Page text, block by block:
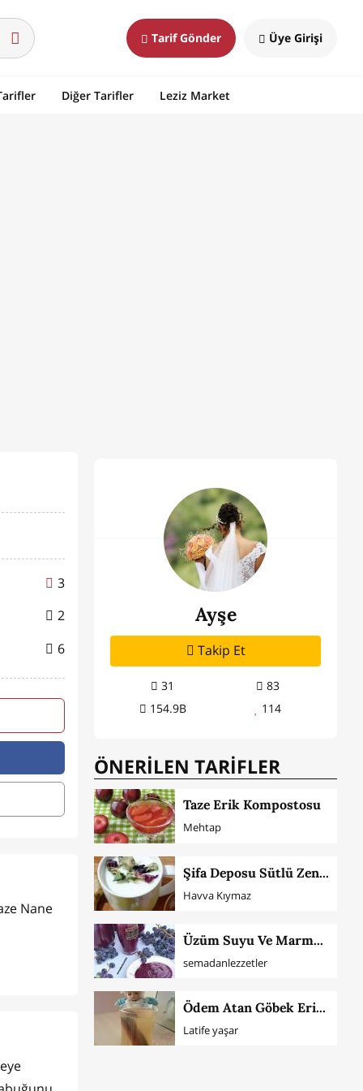
Tarif Gönder Üye Girişi
Diğer Tarifler Leziz Market
3
2
6
Nane
Ayşe
Takip Et
31
83
154.9B
114
ÖNERİLEN TARİFLER
Taze Erik Kompostosu
Mehtap
Şifa Deposu Sütlü Zencefilli Hatmi Çiçeği
Havva Kıymaz
Üzüm Suyu Ve Marmelatı
semadanlezzetler
Ödem Atan Göbek Eriten Detoks Suyu
Latife yaşar